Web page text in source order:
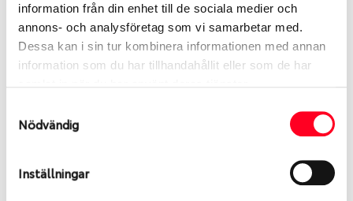
information från din enhet till de sociala medier och
annons- och analysföretag som vi samarbetar med.
Dessa kan i sin tur kombinera informationen med annan
information som du har tillhandahållit eller som de har
Nödvändig
Inställningar
Passar denna fälg min bil?
Ange registreringsnummer för att se om den fälg
Ibland kan fälgen ha bytts ut under årens lopp och
inte vara samma dimension som bilen hade ut från